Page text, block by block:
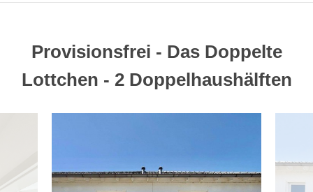
Provisionsfrei - Das Doppelte
Lottchen - 2 Doppelhaushälften